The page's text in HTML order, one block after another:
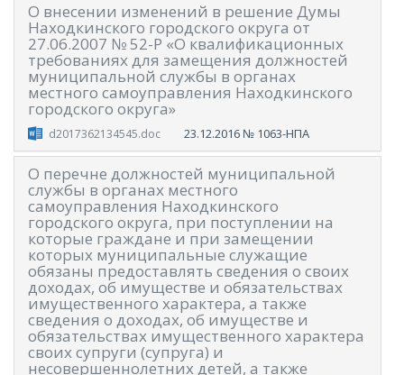
О внесении изменений в решение Думы
Находкинского городского округа от
27.06.2007 № 52-Р «О квалификационных
требованиях для замещения должностей
муниципальной службы в органах
местного самоуправления Находкинского
городского округа»
d2017362134545.doc 23.12.2016 № 1063-НПА
О перечне должностей муниципальной
службы в органах местного
самоуправления Находкинского
городского округа, при поступлении на
которые граждане и при замещении
которых муниципальные служащие
обязаны предоставлять сведения о своих
доходах, об имуществе и обязательствах
имущественного характера, а также
сведения о доходах, об имуществе и
обязательствах имущественного характера
своих супруги (супруга) и
несовершеннолетних детей, а также